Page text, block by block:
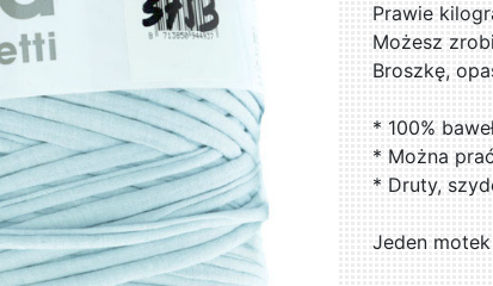
Prawie
Możesz
Broszkę,
* 100%
* Można
* Druty,
Jeden